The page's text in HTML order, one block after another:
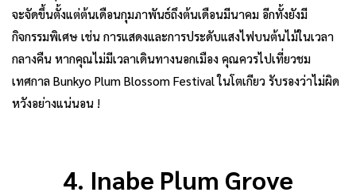
จะจัดขึ้นตั้งแต่ต้นเดือนกุมภาพันธ์ถึงต้นเดือนมีนาคม อีกทั้งยังมี
กิจกรรมพิเศษ เช่น การแสดงและการประดับแสงไฟบนต้นไม้ในเวลา
กลางคืน หากคุณไม่มีเวลาเดินทางนอกเมือง คุณควรไปเที่ยวชม
เทศกาล Bunkyo Plum Blossom Festival ในโตเกียว รับรองว่าไม่ผิด
หวังอย่างแน่นอน !
4. Inabe Plum Grove